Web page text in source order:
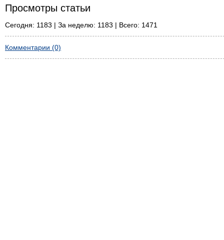
Просмотры статьи
Сегодня: 1183 | За неделю: 1183 | Всего: 1471
Комментарии (0)